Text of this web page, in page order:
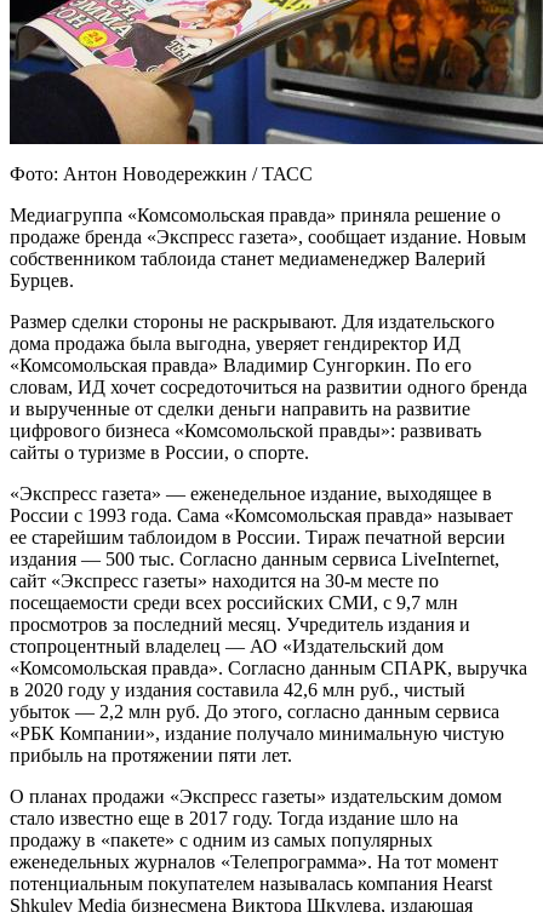
Фото: Антон Новодережкин / ТАСС
Медиагруппа «Комсомольская правда» приняла решение о
продаже бренда «Экспресс газета», сообщает издание. Новым
собственником таблоида станет медиаменеджер Валерий
Бурцев.
Размер сделки стороны не раскрывают. Для издательского
дома продажа была выгодна, уверяет гендиректор ИД
«Комсомольская правда» Владимир Сунгоркин. По его
словам, ИД хочет сосредоточиться на развитии одного бренда
и вырученные от сделки деньги направить на развитие
цифрового бизнеса «Комсомольской правды»: развивать
сайты о туризме в России, о спорте.
«Экспресс газета» — еженедельное издание, выходящее в
России с 1993 года. Сама «Комсомольская правда» называет
ее старейшим таблоидом в России. Тираж печатной версии
издания — 500 тыс. Согласно данным сервиса LiveInternet,
сайт «Экспресс газеты» находится на 30-м месте по
посещаемости среди всех российских СМИ, с 9,7 млн
просмотров за последний месяц. Учредитель издания и
стопроцентный владелец — АО «Издательский дом
«Комсомольская правда». Согласно данным СПАРК, выручка
в 2020 году у издания составила 42,6 млн руб., чистый
убыток — 2,2 млн руб. До этого, согласно данным сервиса
«РБК Компании», издание получало минимальную чистую
прибыль на протяжении пяти лет.
О планах продажи «Экспресс газеты» издательским домом
стало известно еще в 2017 году. Тогда издание шло на
продажу в «пакете» с одним из самых популярных
еженедельных журналов «Телепрограмма». На тот момент
потенциальным покупателем называлась компания Hearst
Shkulev Media бизнесмена Виктора Шкулева, издающая